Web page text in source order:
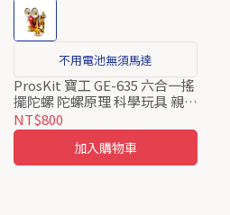
不用電池無須馬達
ProsKit 寶工 GE-635 六合一搖
擺陀螺 陀螺原理 科學玩具 親子
教育 STEAM教育
NT$800
加入購物車